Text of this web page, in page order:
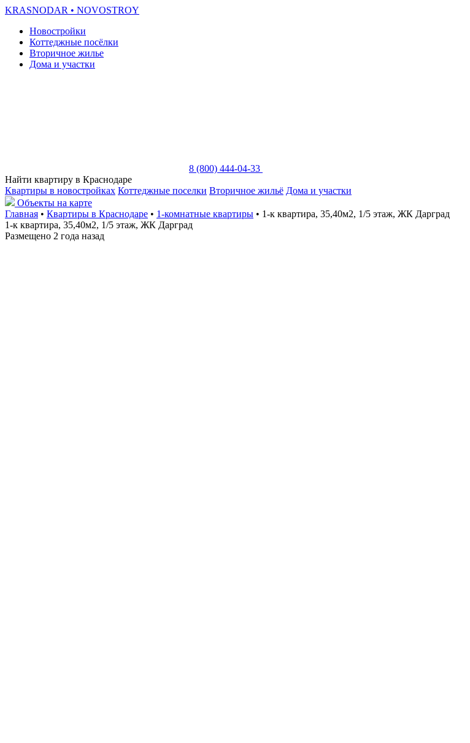
KRASNODAR • NOVOSTROY
Новостройки
Коттеджные посёлки
Вторичное жилье
Дома и участки
8 (800) 444-04-33
Найти квартиру в Краснодаре
Квартиры в новостройках Коттеджные поселки Вторичное жильё Дома и участки
Объекты на карте
Главная • Квартиры в Краснодаре • 1-комнатные квартиры • 1-к квартира, 35,40м2, 1/5 этаж, ЖК Дарград
1-к квартира, 35,40м2, 1/5 этаж, ЖК Дарград
Размещено 2 года назад